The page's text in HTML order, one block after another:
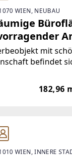
WIEN, NEUBAU
-
mit
befindet
von ca. 182
Küche-
182,96
WIEN, INNERE